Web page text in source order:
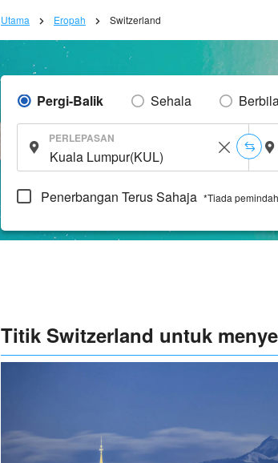
Utama Eropah Switzerland
Pergi-Balik Sehala
PERLEPASAN
Penerbangan Terus Sahaja *Tiada
Titik Switzerland untuk